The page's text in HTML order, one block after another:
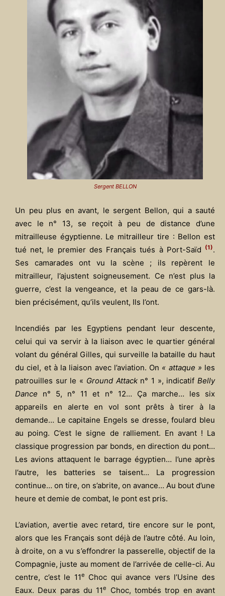
Sergent BELLON
Un peu plus en avant, le sergent Bellon, qui a sauté
avec le n° 13, se reçoit à peu de distance d’une
mitrailleuse égyptienne. Le mitrailleur tire : Bellon est
tué net, le premier des Français tués à Port-Saïd
(1).
Ses camarades ont vu la scène ; ils repèrent le
mitrailleur, l’ajustent soigneusement. Ce n’est plus la
guerre, c’est la vengeance, et la peau de ce gars-là.
bien précisément, qu’ils veulent, Ils l’ont.
Incendiés par les Egyptiens pendant leur descente,
celui qui va servir à la liaison avec le quartier général
volant du général Gilles, qui surveille la bataille du haut
du ciel, et à la liaison avec l’aviation. On « attaque » les
patrouilles sur le « Ground Attackn° 1 », indicatifBelly
Dance n° 5, n° 11 et n° 12… Ça marche… les six
appareils en alerte en vol sont prêts à tirer à la
demande… Le capitaine Engels se dresse, foulard bleu
au poing. C’est le signe de ralliement. En avant ! La
classique progression par bonds, en direction du pont…
Les avions attaquent le barrage égyptien… l’une après
l’autre, les batteries se taisent… La progression
continue… on tire, on s’abrite, on avance… Au bout d’une
heure et demie de combat, le pont est pris.
L’aviation, avertie avec retard, tire encore sur le pont,
alors que les Français sont déjà de l’autre côté. Au loin,
à droite, on a vu s’effondrer la passerelle, objectif de la
Compagnie, juste au moment de l’arrivée de celle-ci. Au
centre, c’est le 11e
Choc qui avance vers l’Usine des
Eaux. Deux paras du 11e Choc, tombés trop en avant